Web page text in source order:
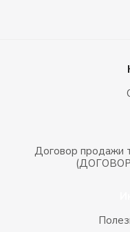
Договор продажи